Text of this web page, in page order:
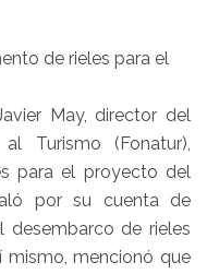
May, director del
Turismo (Fonatur),
para el proyecto del
por su cuenta de
desembarco de rieles
mismo, mencionó que